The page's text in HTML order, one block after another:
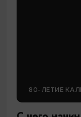
80-ЛЕТИЕ